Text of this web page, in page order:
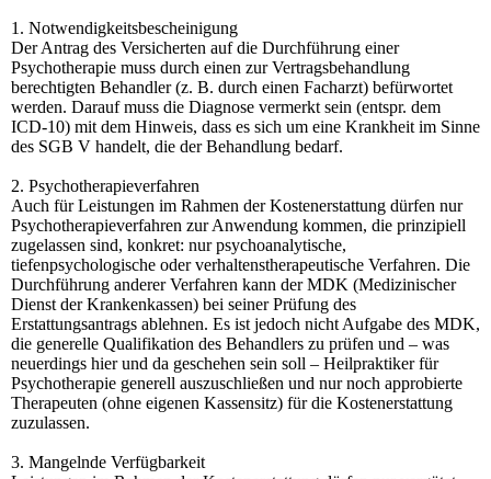
1. Notwendigkeitsbescheinigung
Der Antrag des Versicherten auf die Durchführung einer
Psychotherapie muss durch einen zur Vertragsbehandlung
berechtigten Behandler (z. B. durch einen Facharzt) befürwortet
werden. Darauf muss die Diagnose vermerkt sein (entspr. dem
ICD-10) mit dem Hinweis, dass es sich um eine Krankheit im Sinne
des SGB V handelt, die der Behandlung bedarf.
2. Psychotherapieverfahren
Auch für Leistungen im Rahmen der Kostenerstattung dürfen nur
Psychotherapieverfahren zur Anwendung kommen, die prinzipiell
zugelassen sind, konkret: nur psychoanalytische,
tiefenpsychologische oder verhaltenstherapeutische Verfahren. Die
Durchführung anderer Verfahren kann der MDK (Medizinischer
Dienst der Krankenkassen) bei seiner Prüfung des
Erstattungsantrags ablehnen. Es ist jedoch nicht Aufgabe des MDK,
die generelle Qualifikation des Behandlers zu prüfen und – was
neuerdings hier und da geschehen sein soll – Heilpraktiker für
Psychotherapie generell auszuschließen und nur noch approbierte
Therapeuten (ohne eigenen Kassensitz) für die Kostenerstattung
zuzulassen.
3. Mangelnde Verfügbarkeit